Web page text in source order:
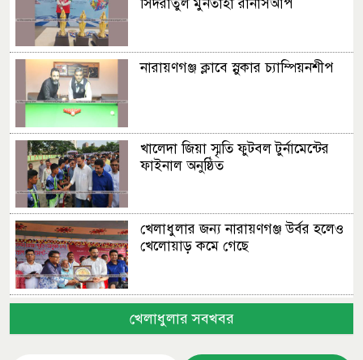
সিদরাতুল মুনতাহা রানার্সআপ
নারায়ণগঞ্জ ক্লাবে স্নুকার চ্যাম্পিয়নশীপ
খালেদা জিয়া স্মৃতি ফুটবল টুর্নামেন্টের
ফাইনাল অনুষ্ঠিত
খেলাধুলার জন্য নারায়ণগঞ্জ উর্বর হলেও
খেলোয়াড় কমে গেছে
মাদক সহ ধরা পড়লে রেহাই নাই :
এমপি মান্নান
খেলাধুলার সবখবর